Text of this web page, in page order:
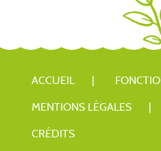
ACCUEIL
MENTIONS LÉGALES
CRÉDITS